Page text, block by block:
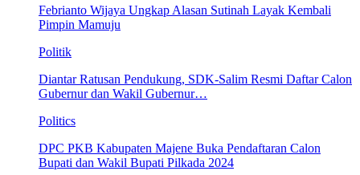
Febrianto Wijaya Ungkap Alasan Sutinah Layak Kembali
Pimpin Mamuju
Politik
Diantar Ratusan Pendukung, SDK-Salim Resmi Daftar Calon
Gubernur dan Wakil Gubernur…
Politics
DPC PKB Kabupaten Majene Buka Pendaftaran Calon
Bupati dan Wakil Bupati Pilkada 2024